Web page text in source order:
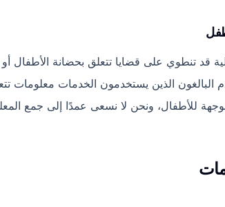
قد تنطوي على قضايا تتعلق بحضانة الأطفال
البالغون الذين يستخدمون الخدمات معلومات
للأطفال، ونحن لا نسعى عمدًا إلى جمع